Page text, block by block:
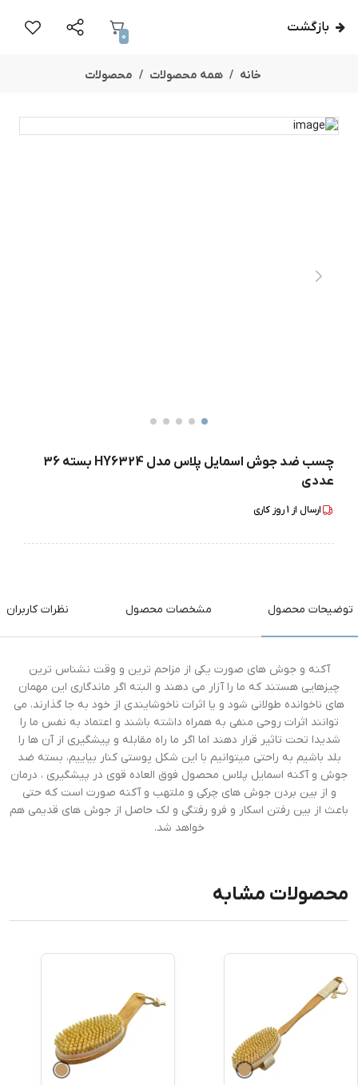
بازگشت
0
خانه همه محصولات محصولات
چسب ضد جوش اسمایل پلاس مدل HY6324 بسته 36
عددی
ارسال از 1روز کاری
توضیحات محصول مشخصات محصول نظرات کاربران
آکنه و جوش های صورت یکی از مزاحم ترین و وقت نشناس ترین
چیزهایی هستند که ما را آزار می دهند و البته اگر ماندگاری این مهمان
های ناخوانده طولانی شود و یا اثرات ناخوشایندی از خود به جا گذارند، می
توانند اثرات روحی منفی به همراه داشته باشند و اعتماد به نفس ما را
شدیدا تحت تاثیر قرار دهند اما اگر ما راه مقابله و پیشگیری از آن ها را
بلد باشیم به راحتی میتوانیم با این شکل پوستی کنار بیاییم، بسته ضد
جوش و آکنه اسمایل پلاس محصول فوق العاده قوی در پیشگیری ، درمان
و از بین بردن جوش های چرکی و ملتهب و آکنه صورت است که حتی
باعث از بین رفتن اسکار و فرو رفتگی و لک حاصل از جوش های قدیمی هم
خواهد شد.
محصولات مشابه